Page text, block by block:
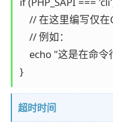
// 在这里编写仅
    // 例如：
echo "这是在命
}
超时时间